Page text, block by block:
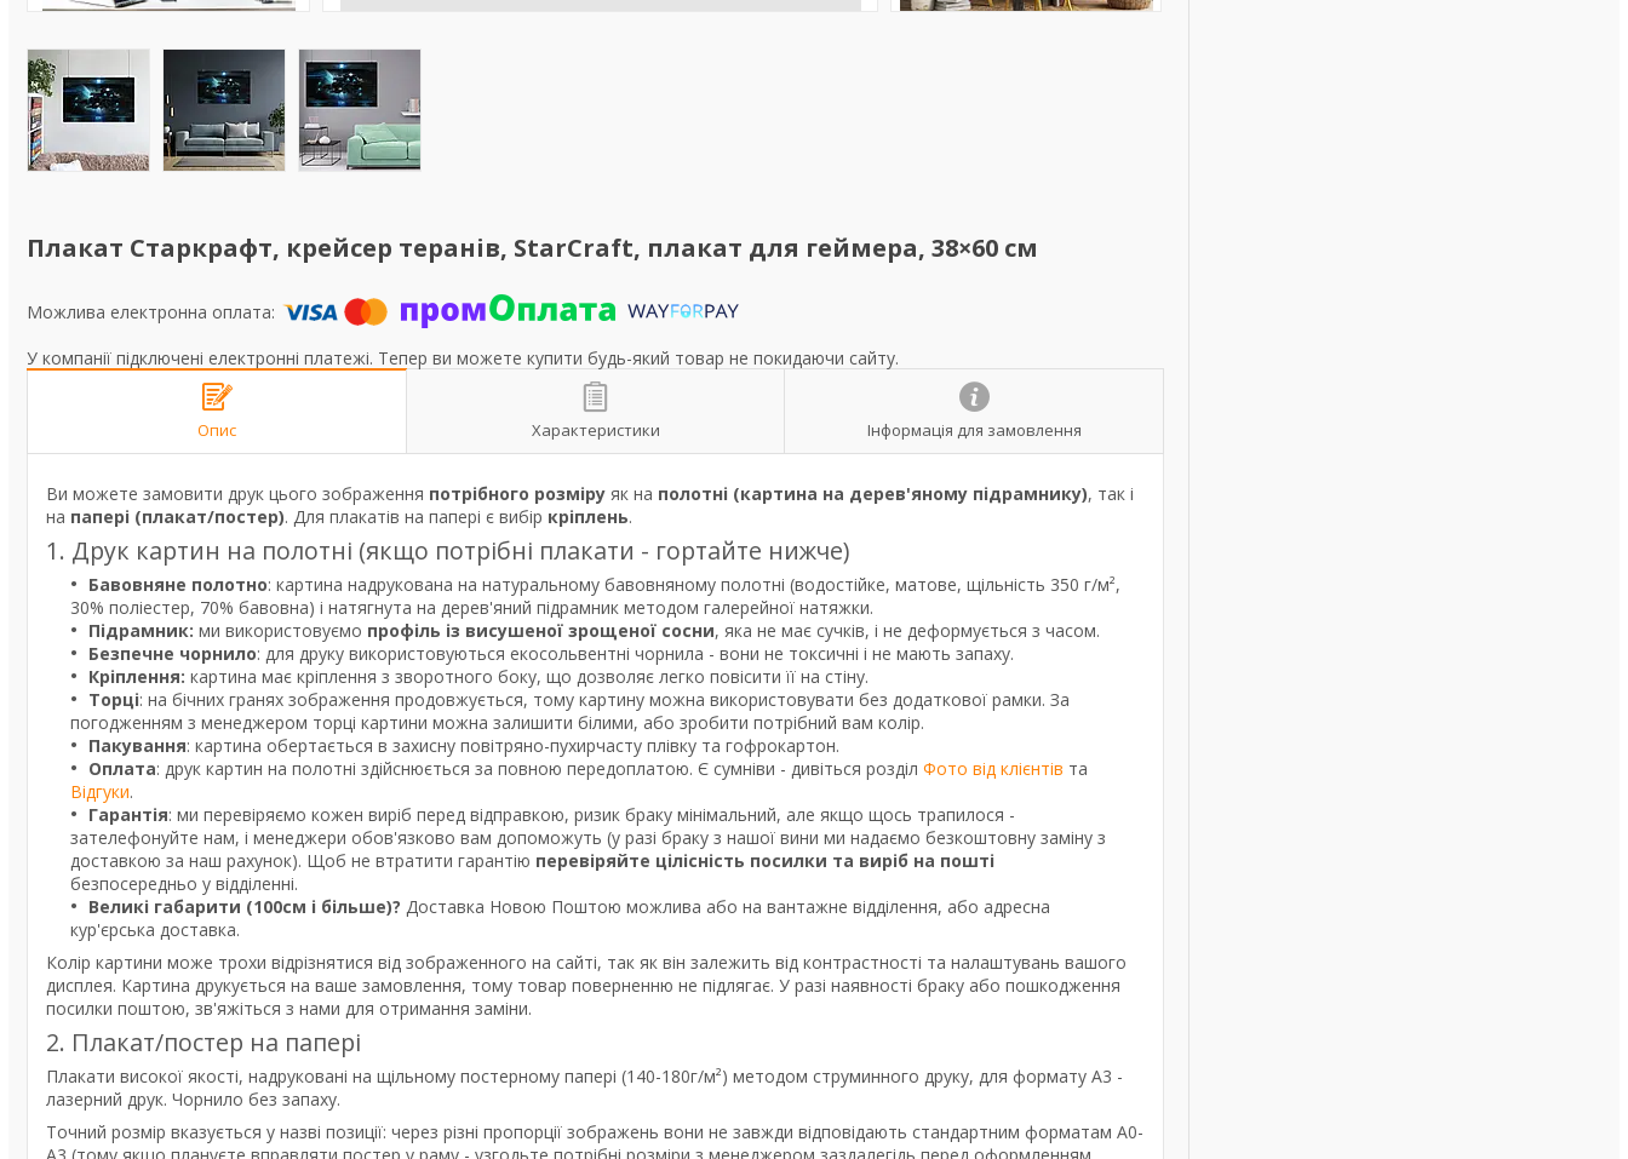
Плакат Старкрафт, крейсер теранів, StarCraft, плакат для геймера, 38×60 см
У компанії підключені електронні платежі. Тепер ви можете купити будь-який товар не покидаючи сайту.
Опис Характеристики Інформація для замовлення
Ви можете замовити друк цього зображення потрібного розміру як на полотні (картина на дерев'яному підрамнику), так і
на папері (плакат/постер). Для плакатів на папері є вибір кріплень.
1. Друк картин на полотні (якщо потрібні плакати - гортайте нижче)
Бавовняне полотно: картина надрукована на натуральному бавовняному полотні (водостійке, матове, щільність 350 г/м²,
30% поліестер, 70% бавовна) і натягнута на дерев'яний підрамник методом галерейної натяжки.
Підрамник: ми використовуємо профіль із висушеної зрощеної сосни, яка не має сучків, і не деформується з часом.
Безпечне чорнило: для друку використовуються екосольвентні чорнила - вони не токсичні і не мають запаху.
Кріплення: картина має кріплення з зворотного боку, що дозволяє легко повісити її на стіну.
Торці: на бічних гранях зображення продовжується, тому картину можна використовувати без додаткової рамки. За
погодженням з менеджером торці картини можна залишити білими, або зробити потрібний вам колір.
Пакування: картина обертається в захисну повітряно-пухирчасту плівку та гофрокартон.
Оплата: друк картин на полотні здійснюється за повною передоплатою. Є сумніви - дивіться розділ Фото від клієнтів та
Відгуки.
Гарантія: ми перевіряємо кожен виріб перед відправкою, ризик браку мінімальний, але якщо щось трапилося -
зателефонуйте нам, і менеджери обов'язково вам допоможуть (у разі браку з нашої вини ми надаємо безкоштовну заміну з
доставкою за наш рахунок). Щоб не втратити гарантію перевіряйте цілісність посилки та виріб на пошті
безпосередньо у відділенні.
Великі габарити (100см і більше)? Доставка Новою Поштою можлива або на вантажне відділення, або адресна
кур'єрська доставка.
Колір картини може трохи відрізнятися від зображенного на сайті, так як він залежить від контрастності та налаштувань вашого
дисплея. Картина друкується на ваше замовлення, тому товар поверненню не підлягає. У разі наявності браку або пошкодження
посилки поштою, зв'яжіться з нами для отримання заміни.
2. Плакат/постер на папері
Плакати високої якості, надруковані на щільному постерному папері (140-180г/м²) методом струминного друку, для формату А3 -
лазерний друк. Чорнило без запаху.
Точний розмір вказується у назві позиції: через різні пропорції зображень вони не завжди відповідають стандартним форматам А0-